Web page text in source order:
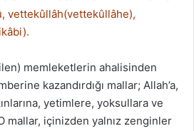
vettekûllâh(vettekûllâhe),
memleketlerin ahalisinden
kazandırdığı mallar; Allah’a,
yetimlere, yoksullara ve
mallar, içinizden yalnız zenginler